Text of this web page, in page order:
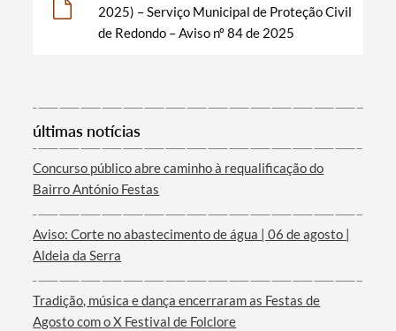
Categorias gerais
Filtros
2025) – Serviço Municipal de Proteção Civil
de Redondo – Aviso nº 84 de 2025
últimas notícias
Concurso público abre caminho à requalificação do
Bairro António Festas
Aviso: Corte no abastecimento de água | 06 de agosto |
Aldeia da Serra
Tradição, música e dança encerraram as Festas de
Agosto com o X Festival de Folclore